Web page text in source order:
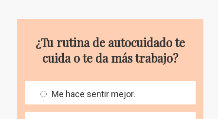
¿Tu rutina de autocuidado te
cuida o te da más trabajo?
Me hace sentir mejor.